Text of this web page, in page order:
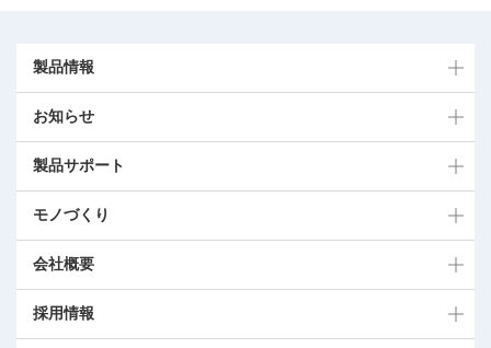
製品情報
お知らせ
製品サポート
モノづくり
会社概要
採用情報